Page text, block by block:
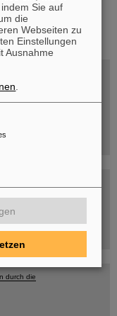
durch die
Sie auf
die
Webseiten zu
Einstellungen
Ausnahme